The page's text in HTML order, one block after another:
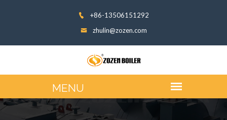
+86-13506151292
zhulin@zozen.com